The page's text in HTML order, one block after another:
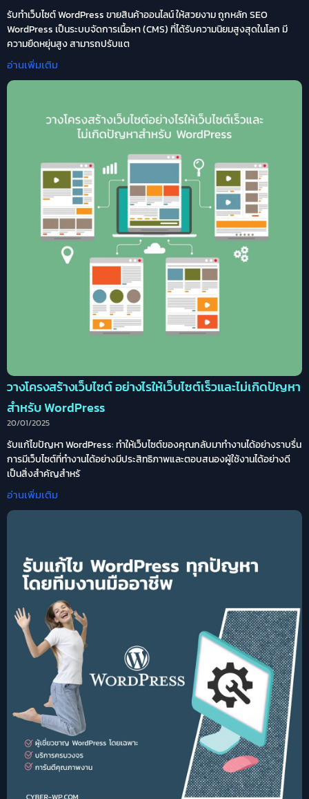
รับทำเว็บไซต์ WordPress ขายสินค้าออนไลน์ ให้สวยงาม ถูกหลัก SEO
WordPress เป็นระบบจัดการเนื้อหา (CMS) ที่ได้รับความนิยมสูงสุดในโลก มี
ความยืดหยุ่นสูง สามารถปรับแต
อ่านเพิ่มเติม
วางโครงสร้างเว็บไซต์ อย่างไรให้เว็บไซต์เร็วและไม่เกิดปัญหา
สำหรับ WordPress
20/01/2025
รับแก้ไขปัญหา WordPress: ทำให้เว็บไซต์ของคุณกลับมาทำงานได้อย่างราบรื่น
การมีเว็บไซต์ที่ทำงานได้อย่างมีประสิทธิภาพและตอบสนองผู้ใช้งานได้อย่างดี
เป็นสิ่งสำคัญสำหรั
อ่านเพิ่มเติม